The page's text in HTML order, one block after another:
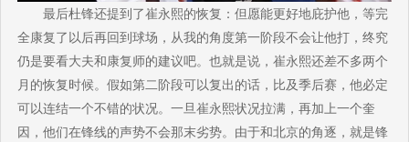
最后杜锋还提到了崔永熙的恢复：但愿能更好地庇护他，等完
全康复了以后再回到球场，从我的角度第一阶段不会让他打，终究
仍是要看大夫和康复师的建议吧。也就是说，崔永熙还差不多两个
月的恢复时候。假如第二阶段可以复出的话，比及季后赛，他必定
可以连结一个不错的状况。一旦崔永熙状况拉满，再加上一个奎
因，他们在锋线的声势不会那末劣势。由于和北京的角逐，就是锋